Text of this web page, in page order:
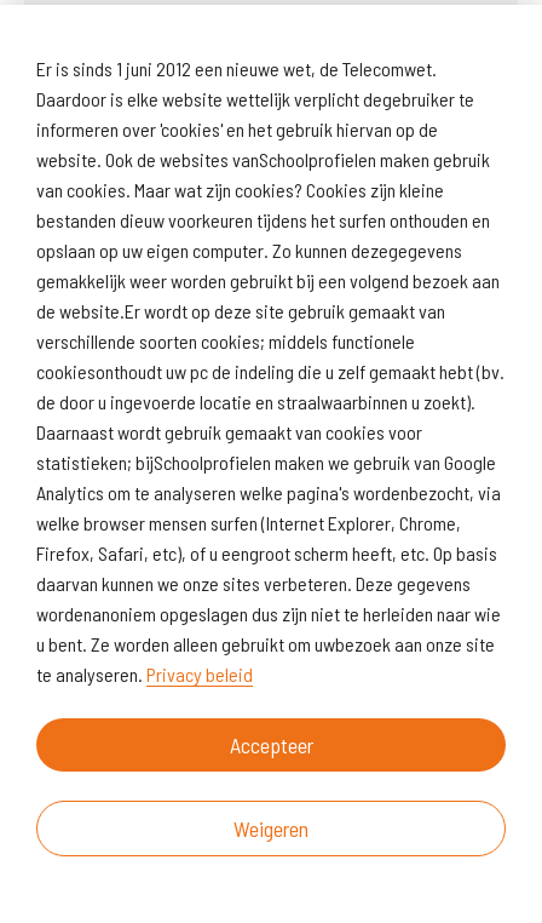
Er is sinds 1 juni 2012 een nieuwe wet, de Telecomwet.
Daardoor is elke website wettelijk verplicht degebruiker te
informeren over 'cookies' en het gebruik hiervan op de
website. Ook de websites vanSchoolprofielen maken gebruik
van cookies. Maar wat zijn cookies? Cookies zijn kleine
bestanden dieuw voorkeuren tijdens het surfen onthouden en
opslaan op uw eigen computer. Zo kunnen dezegegevens
gemakkelijk weer worden gebruikt bij een volgend bezoek aan
de website.Er wordt op deze site gebruik gemaakt van
verschillende soorten cookies; middels functionele
cookiesonthoudt uw pc de indeling die u zelf gemaakt hebt (bv.
de door u ingevoerde locatie en straalwaarbinnen u zoekt).
Daarnaast wordt gebruik gemaakt van cookies voor
statistieken; bijSchoolprofielen maken we gebruik van Google
Analytics om te analyseren welke pagina's wordenbezocht, via
welke browser mensen surfen (Internet Explorer, Chrome,
Firefox, Safari, etc), of u eengroot scherm heeft, etc. Op basis
daarvan kunnen we onze sites verbeteren. Deze gegevens
wordenanoniem opgeslagen dus zijn niet te herleiden naar wie
u bent. Ze worden alleen gebruikt om uwbezoek aan onze site
te analyseren. Privacy beleid
Accepteer
Weigeren
Download
schoolprofiel
Naar
schoolresultaten
Naar scholenopdekaart.nl